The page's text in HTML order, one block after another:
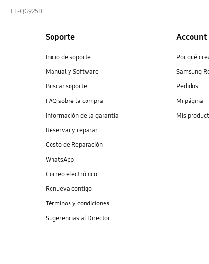
EF-QG925B
Soporte
Inicio de soporte
Manual y Software
Buscar soporte
FAQ sobre la compra
Información de la garantía
Reservar y reparar
Costo de Reparación
WhatsApp
Correo electrónico
Renueva contigo
Términos y condiciones
Sugerencias al Director
Account
Por qué
Samsung
Pedidos
Mi página
Mis